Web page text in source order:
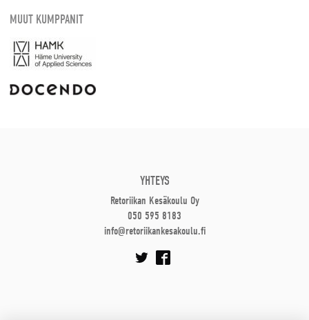
MUUT KUMPPANIT
YHTEYS
Retoriikan Kesäkoulu Oy
050 595 8183
info@retoriikankesakoulu.fi